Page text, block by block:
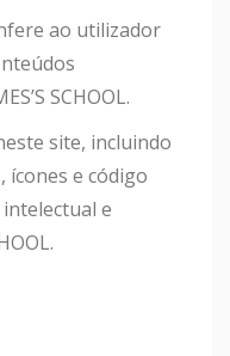
ao utilizador
SCHOOL.
site, incluindo
e código
e